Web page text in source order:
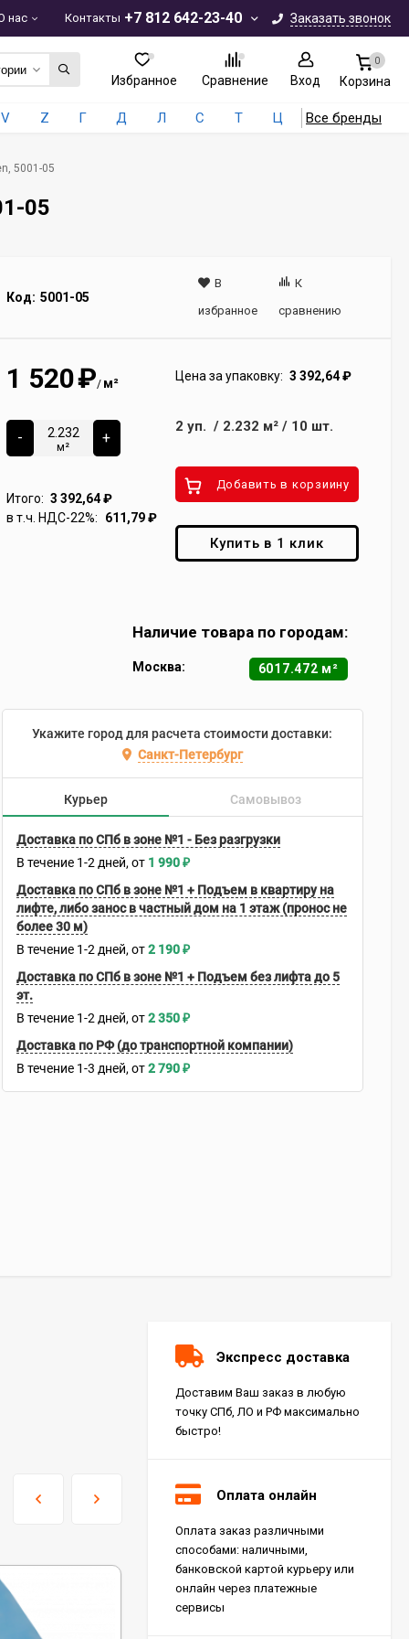
+7 812 642-23-40 Заказать звонок
нас Контакты
Избранное Сравнение Вход
0
Корзина
V Z Г Д Л С Т Ц Все бренды
5001-05
05
Код: 5001-05
В
избранное
К
сравнению
1 520₽/ м²
-
м²
+
Итого: 3 392,64₽
в т.ч. НДС-22%:
611,79₽
Цена за упаковку: 3 392,64₽
2 уп. / 2.232 м²/ 10 шт.
Добавить в корзиину
Купить в 1 клик
Наличие товара по городам:
Москва: 6017.472 м²
Укажите город для расчета стоимости доставки:
Санкт-Петербург
Курьер Самовывоз
Доставка по СПб в зоне №1 - Без разгрузки
В течение 1-2 дней 1 990₽
Доставка по СПб в зоне №1 + Подъем в квартиру на
лифте, либо занос в частный дом на 1 этаж (пронос не
более 30 м)
В течение 1-2 дней 2 190₽
Доставка по СПб в зоне №1 + Подъем без лифта до 5
эт.
В течение 1-2 дней 2 350₽
Доставка по РФ (до транспортной компании)
В течение 1-3 дней 2 790₽
Экспресс доставка
Доставим Ваш заказ в любую
точку СПб, ЛО и РФ максимально
быстро!
Оплата онлайн
Оплата заказ различными
способами: наличными,
банковской картой курьеру или
онлайн через платежные
сервисы
Керамогранит Italon
Charme Extra Silver Ret
60x120, 610010001196